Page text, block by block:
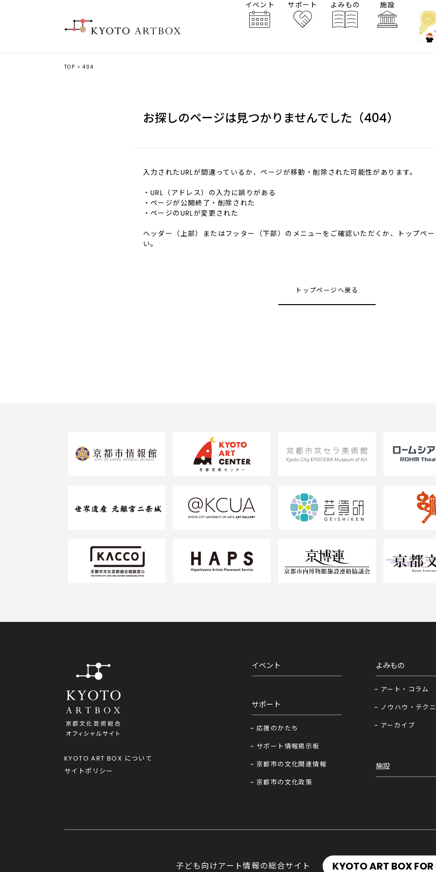
イベント サポート よみもの 施設
TOP > 404
お探しのページは見つかりませんでした（404）
入力されたURLが間違っているか、ページが移動・削除された可能性があります。
・URL（アドレス）の入力に誤りがある
・ページが公開終了・削除された
・ページのURLが変更された
ヘッダー（上部）またはフッター（下部）のメニューをご確認いただくか、トップペ
い。
トップページへ戻る
KYOTO ART BOX について
サイトポリシー
イベント
サポート
応援のかたち
サポート情報掲示板
京都市の文化関連情報
京都市の文化政策
よみもの
アート・コラム
ノウハウ・テク
アーカイブ
施設
子ども向けアート情報の総合サイト KYOTO ART BOX FOR